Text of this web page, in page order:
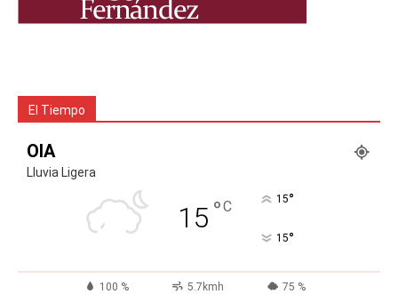
El Tiempo
OIA
Lluvia Ligera
15 °C 15°
15°
100 % 5.7kmh 75 %